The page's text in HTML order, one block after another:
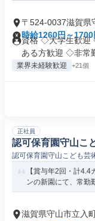
〒524-0037滋賀県
時給1260円～1700
資格 ◇大学生歓迎
ある方歓迎 ◇非常
業界未経験歓迎 +21個
正社員
認可保育園守山こ
認可保育園守山こども芸
【賞与年2回・計
ンの新園にて、常勤
滋賀県守山市立入